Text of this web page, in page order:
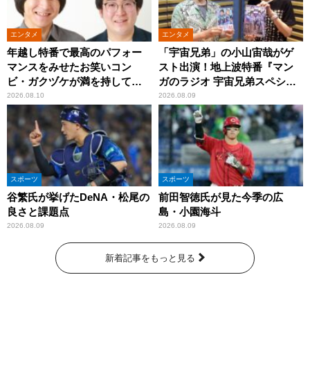
エンタメ
年越し特番で最高のパフォー
マンスをみせたお笑いコン
ビ・ガクヅケが満を持して
『オールナイトニッポン
0(ZERO)』に登場！
2026.08.10
エンタメ
「宇宙兄弟」の小山宙哉がゲ
スト出演！地上波特番『マン
ガのラジオ 宇宙兄弟スペシャ
ル 』
2026.08.09
スポーツ
谷繁氏が挙げたDeNA・松尾の
良さと課題点
2026.08.09
スポーツ
前田智徳氏が見た今季の広
島・小園海斗
2026.08.09
新着記事をもっと見る